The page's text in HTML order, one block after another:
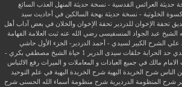
حديثة العرائس القدسية - نسخة حديثة
المنهل العذب السائغ
الخلوتية - نسخة حديثة بهجة السالكين في أحاديث سيد
تحفة الإخوان للدردير تحفة الإخوان والخلان في بعض آداب أهل
الشيخ عبد الجواد المنسفيسى رضي الله عنه ثبت العلامة الفهامة
الشرح الكبير لسيدي - أحمد الدردير- الجزء الأول حاشي
حد الحرابة حلقات سيدى الدرير 1
حياة الشيخ مصطفي بكري -
مالك في جميع العبادات و المعاملات و الميراث رفع الالتباس
الناس شرح الخريدة البهية شرح الخريدة البهية في علم التوحيد
شرح المنظومة الدرديرية شرح منظومة أسماء الله الحسنى شرح